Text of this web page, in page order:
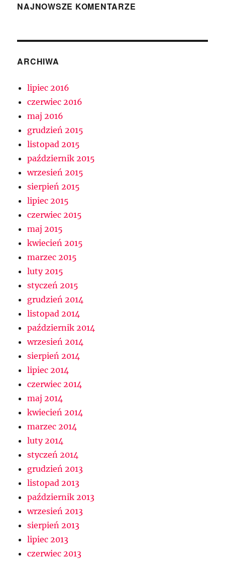
NAJNOWSZE KOMENTARZE
ARCHIWA
lipiec 2016
czerwiec 2016
maj 2016
grudzień 2015
listopad 2015
październik 2015
wrzesień 2015
sierpień 2015
lipiec 2015
czerwiec 2015
maj 2015
kwiecień 2015
marzec 2015
luty 2015
styczeń 2015
grudzień 2014
listopad 2014
październik 2014
wrzesień 2014
sierpień 2014
lipiec 2014
czerwiec 2014
maj 2014
kwiecień 2014
marzec 2014
luty 2014
styczeń 2014
grudzień 2013
listopad 2013
październik 2013
wrzesień 2013
sierpień 2013
lipiec 2013
czerwiec 2013